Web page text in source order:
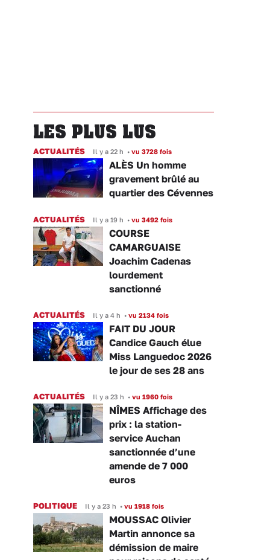
LES PLUS LUS
ACTUALITÉS Il y a 22 h • vu 3728 fois
ALÈS Un homme
gravement brûlé au
quartier des Cévennes
ACTUALITÉS Il y a 19 h • vu 3492 fois
COURSE
CAMARGUAISE
Joachim Cadenas
lourdement
sanctionné
ACTUALITÉS Il y a 4 h • vu 2134 fois
FAIT DU JOUR
Candice Gauch élue
Miss Languedoc 2026
le jour de ses 28 ans
ACTUALITÉS Il y a 23 h • vu 1960 fois
NÎMES Affichage des
prix : la station-
service Auchan
sanctionnée d’une
amende de 7 000
euros
POLITIQUE Il y a 23 h • vu 1918 fois
MOUSSAC Olivier
Martin annonce sa
démission de maire